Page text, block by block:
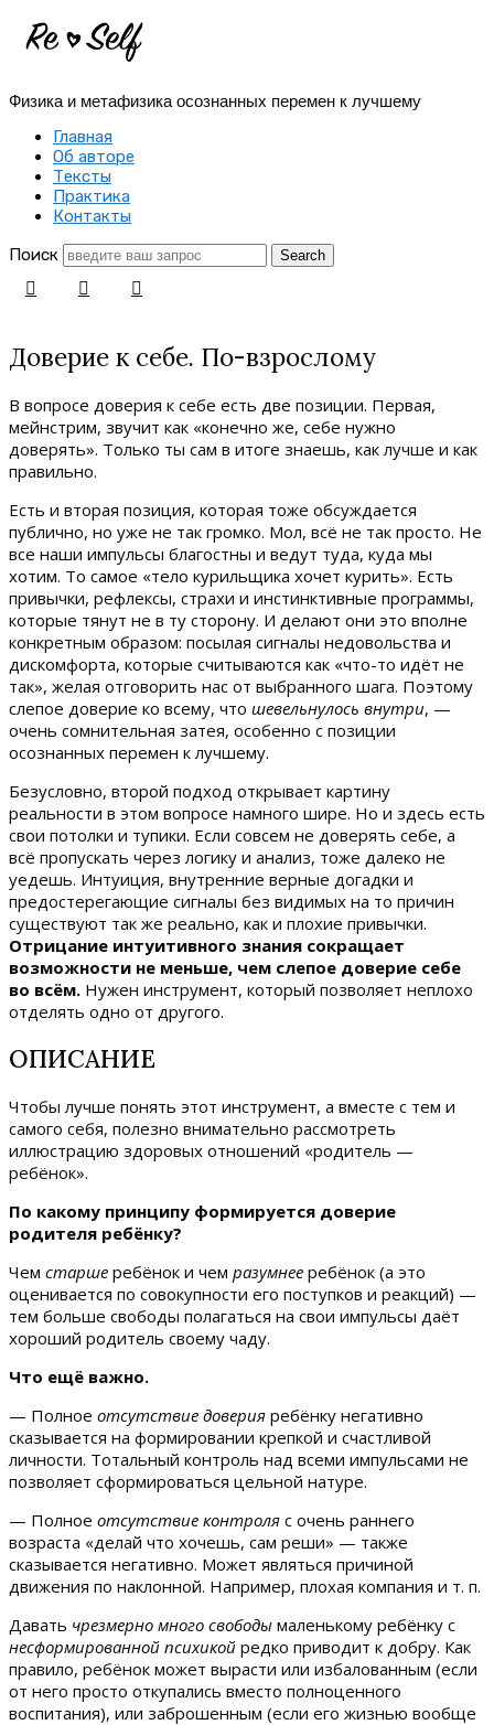
Re-
|
Создай
себя
заново
Физика и метафизика осознанных перемен к лучшему
Главная
Об авторе
Тексты
Практика
Контакты
Поиск
Доверие к себе. По-взрослому
В вопросе доверия к себе есть две позиции. Первая,
мейнстрим, звучит как «конечно же, себе нужно
доверять». Только ты сам в итоге знаешь, как лучше и как
правильно.
Есть и вторая позиция, которая тоже обсуждается
публично, но уже не так громко. Мол, всё не так просто. Не
все наши импульсы благостны и ведут туда, куда мы
хотим. То самое «тело курильщика хочет курить». Есть
привычки, рефлексы, страхи и инстинктивные программы,
которые тянут не в ту сторону. И делают они это вполне
конкретным образом: посылая сигналы недовольства и
дискомфорта, которые считываются как «что-то идёт не
так», желая отговорить нас от выбранного шага. Поэтому
слепое доверие ко всему, что шевельнулось внутри, —
очень сомнительная затея, особенно с позиции
осознанных перемен к лучшему.
Безусловно, второй подход открывает картину
реальности в этом вопросе намного шире. Но и здесь есть
свои потолки и тупики. Если совсем не доверять себе, а
всё пропускать через логику и анализ, тоже далеко не
уедешь. Интуиция, внутренние верные догадки и
предостерегающие сигналы без видимых на то причин
существуют так же реально, как и плохие привычки.
Отрицание интуитивного знания сокращает
возможности не меньше, чем слепое доверие себе
во всём. Нужен инструмент, который позволяет неплохо
отделять одно от другого.
ОПИСАНИЕ
Чтобы лучше понять этот инструмент, а вместе с тем и
самого себя, полезно внимательно рассмотреть
иллюстрацию здоровых отношений «родитель —
ребёнок».
По какому принципу формируется доверие
родителя ребёнку?
Чем старше ребёнок и чем разумнее ребёнок (а это
оценивается по совокупности его поступков и реакций) —
тем больше свободы полагаться на свои импульсы даёт
хороший родитель своему чаду.
Что ещё важно.
— Полное отсутствие доверия ребёнку негативно
сказывается на формировании крепкой и счастливой
личности. Тотальный контроль над всеми импульсами не
позволяет сформироваться цельной натуре.
— Полное отсутствие контроля с очень раннего
возраста «делай что хочешь, сам реши» — также
сказывается негативно. Может являться причиной
движения по наклонной. Например, плохая компания и т. п.
Давать чрезмерно много свободы маленькому ребёнку с
несформированной психикой редко приводит к добру. Как
правило, ребёнок может вырасти или избалованным (если
от него просто откупались вместо полноценного
воспитания), или заброшенным (если его жизнью вообще